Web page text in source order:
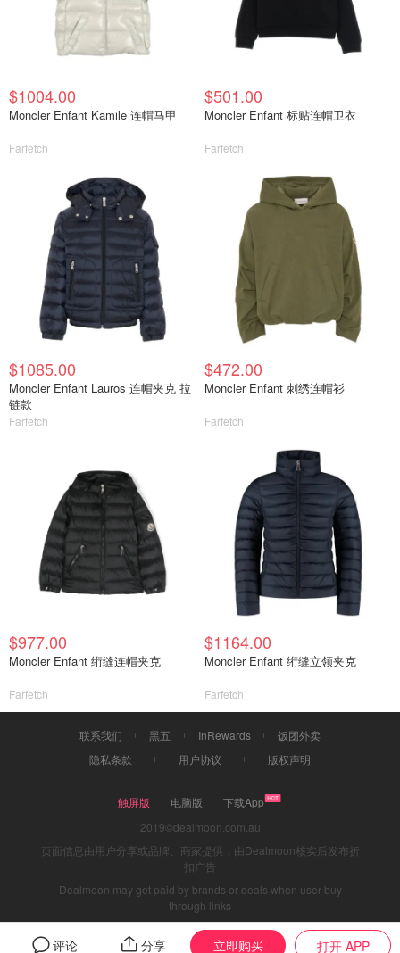
$1004.00
Moncler Enfant Kamile 连帽马甲
Farfetch
$501.00
Moncler Enfant 标贴连帽卫衣
Farfetch
$1085.00
Moncler Enfant Lauros 连帽夹克 拉
链款
Farfetch
$472.00
Moncler Enfant 刺绣连帽衫
Farfetch
$977.00
Moncler Enfant 绗缝连帽夹克
Farfetch
$1164.00
Moncler Enfant 绗缝立领夹克
Farfetch
评论 分享 立即购买 打开 APP
联系我们 黑五 InRewards
饭团外卖
隐私条款
用户协议 版权声明
触屏版 电脑版
下载App
2019©dealmoon.com.au
页面信息由用户分享或品牌、商家提供，由Dealmoon核实后发布折
扣广告
Dealmoon may get paid by brands or deals when user buy
through links